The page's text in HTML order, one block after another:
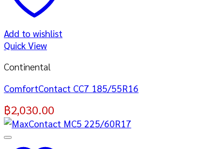
Add to wishlist
Quick View
Continental
ComfortContact CC7 185/55R16
฿2,030.00